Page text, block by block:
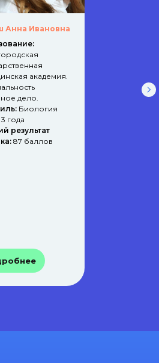
Анна Ивановна
академия.
дело.
Биология
3 года
результат
87 баллов